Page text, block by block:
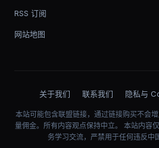
RSS 订阅
网站地图
关于我们 联系我们 隐私与
本站可能包含联盟链接，通过链接购买不会
量佣金。所有内容观点保持中立。 本站内容
务学习交流，严禁用于任何违反中